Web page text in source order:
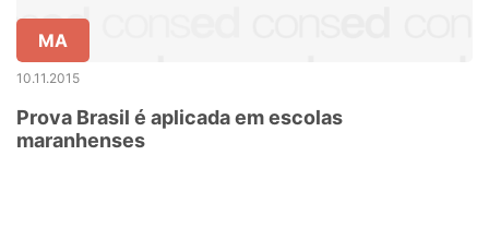
MA
10.11.2015
Prova Brasil é aplicada em escolas
maranhenses